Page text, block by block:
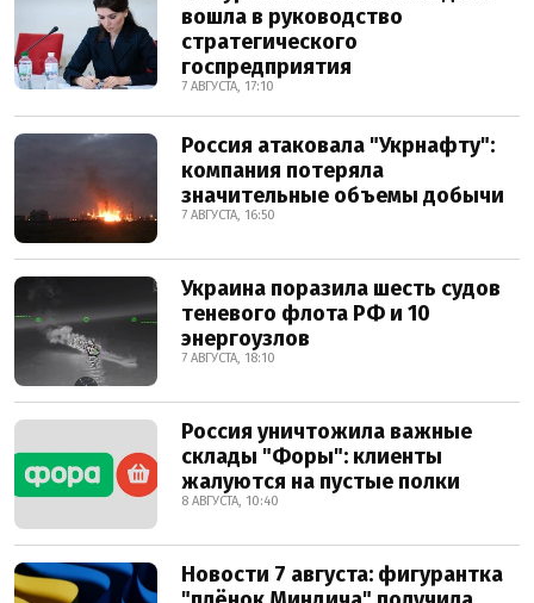
вошла в руководство
стратегического
госпредприятия
7 АВГУСТА, 17:10
Россия атаковала "Укрнафту":
компания потеряла
значительные объемы добычи
7 АВГУСТА, 16:50
Украина поразила шесть судов
теневого флота РФ и 10
энергоузлов
7 АВГУСТА, 18:10
Россия уничтожила важные
склады "Форы": клиенты
жалуются на пустые полки
8 АВГУСТА, 10:40
Новости 7 августа: фигурантка